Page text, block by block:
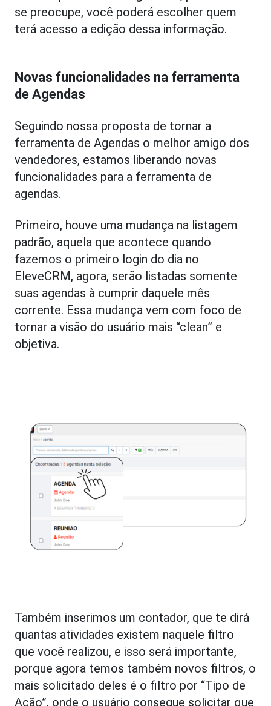
se preocupe, você poderá escolher quem
terá acesso a edição dessa informação.
Novas funcionalidades na ferramenta
de Agendas
Seguindo nossa proposta de tornar a
ferramenta de Agendas o melhor amigo dos
vendedores, estamos liberando novas
funcionalidades para a ferramenta de
agendas.
Primeiro, houve uma mudança na listagem
padrão, aquela que acontece quando
fazemos o primeiro login do dia no
EleveCRM, agora, serão listadas somente
suas agendas à cumprir daquele mês
corrente. Essa mudança vem com foco de
tornar a visão do usuário mais “clean” e
objetiva.
Também inserimos um contador, que te dirá
quantas atividades existem naquele filtro
que você realizou, e isso será importante,
porque agora temos também novos filtros, o
mais solicitado deles é o filtro por “Tipo de
Ação”, onde o usuário consegue solicitar que